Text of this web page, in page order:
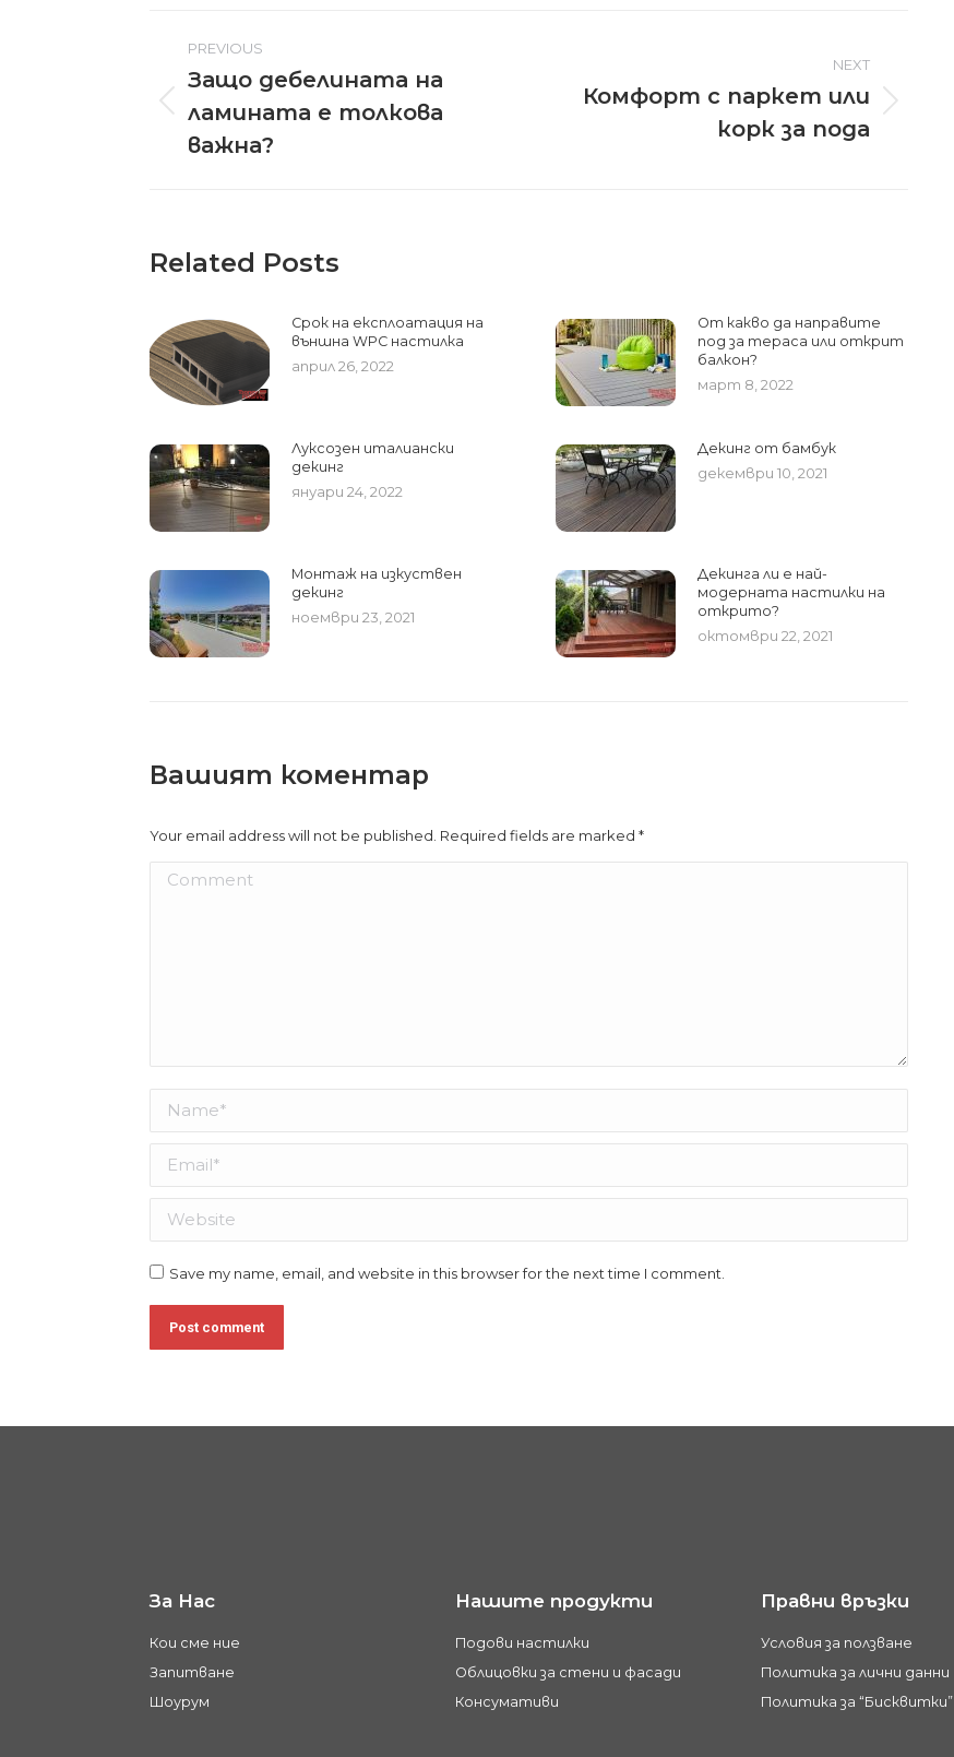
Post
navigation
PREVIOUS
Previous
Защо дебелината на
ламината е толкова
важна?
NEXT
NextКомфорт с паркет или
корк за пода
Related Posts
Срок на експлоатация на
външна WPC настилка
април 26, 2022
От какво да направите
под за тераса или открит
балкон?
март 8, 2022
Луксозен италиански
декинг
януари 24, 2022
Декинг от бамбук
декември 10, 2021
Монтаж на изкуствен
декинг
ноември 23, 2021
Декинга ли е най-
модерната настилки на
открито?
октомври 22, 2021
Вашият коментар
Your email address will not be published. Required fields are marked*
Comment
Save my name, email, and website in this browser for the next time I comment.
Post comment
За Нас
Кои сме ние
Запитване
Шоурум
Нашите продукти
Подови настилки
Облицовки за стени и фасади
Консумативи
Правни връзки
Условия за ползване
Политика за лични данни
Политика за “Бисквитки”